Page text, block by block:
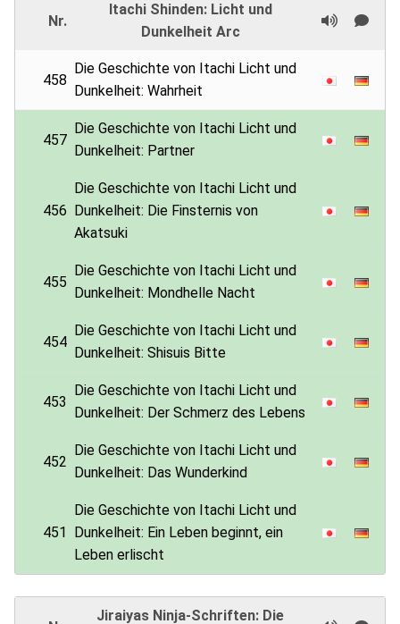
Nr.
Itachi Shinden: Licht und
Dunkelheit Arc
458
Die Geschichte von Itachi Licht und
Dunkelheit: Wahrheit
457
Die Geschichte von Itachi Licht und
Dunkelheit: Partner
456
Die Geschichte von Itachi Licht und
Dunkelheit: Die Finsternis von
Akatsuki
455
Die Geschichte von Itachi Licht und
Dunkelheit: Mondhelle Nacht
454
Die Geschichte von Itachi Licht und
Dunkelheit: Shisuis Bitte
453
Die Geschichte von Itachi Licht und
Dunkelheit: Der Schmerz des Lebens
452
Die Geschichte von Itachi Licht und
Dunkelheit: Das Wunderkind
451
Die Geschichte von Itachi Licht und
Dunkelheit: Ein Leben beginnt, ein
Leben erlischt
Jiraiyas Ninja-Schriften: Die